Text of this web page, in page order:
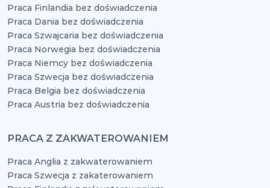
Praca Finlandia bez doświadczenia
Praca Dania bez doświadczenia
Praca Szwajcaria bez doświadczenia
Praca Norwegia bez doświadczenia
Praca Niemcy bez doświadczenia
Praca Szwecja bez doświadczenia
Praca Belgia bez doświadczenia
Praca Austria bez doświadczenia
PRACA Z ZAKWATEROWANIEM
Praca Anglia z zakwaterowaniem
Praca Szwecja z zakaterowaniem